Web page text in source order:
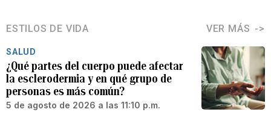
ESTILOS DE VIDA VER MÁS
SALUD
¿Qué partes del cuerpo puede afectar
la esclerodermia y en qué grupo de
personas es más común?
5 de agosto de 2026 a las 11:10 p.m.